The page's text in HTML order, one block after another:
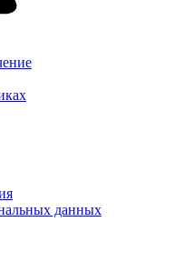
данных